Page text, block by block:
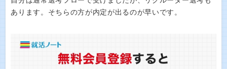
あります。そちらの方が内定が出るのが早いです。